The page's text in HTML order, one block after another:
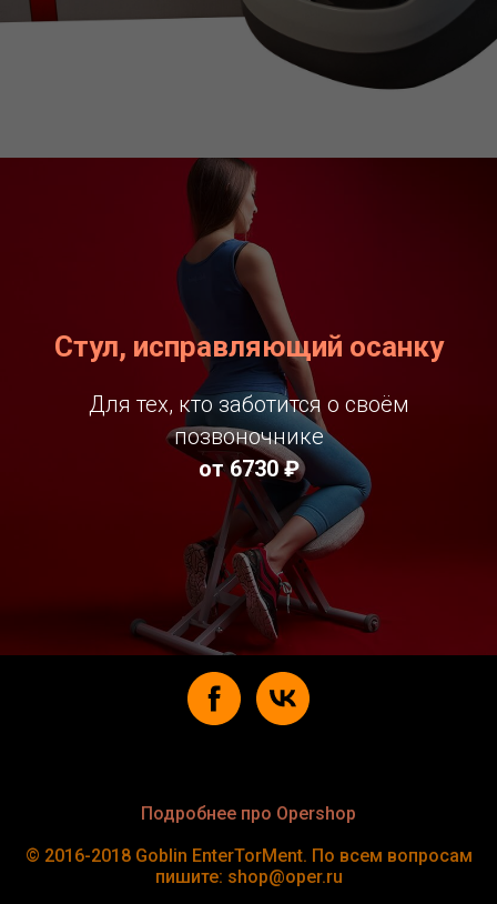
Стул, исправляющий осанку
Для тех, кто заботится о своём
позвоночнике
от 6730 ₽
Подробнее про Opershop
© 2016-2018 Goblin EnterTorMent. По всем вопросам
пишите: shop@oper.ru